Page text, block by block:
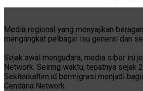
Media regional yang menyajikan
mengangkat pelbagai isu general dan
Sejak awal mengudara, media siber ini
Network. Seiring waktu, tepatnya sejak
Sekitarkaltim.id bermigrasi menjadi
Cendana Network.